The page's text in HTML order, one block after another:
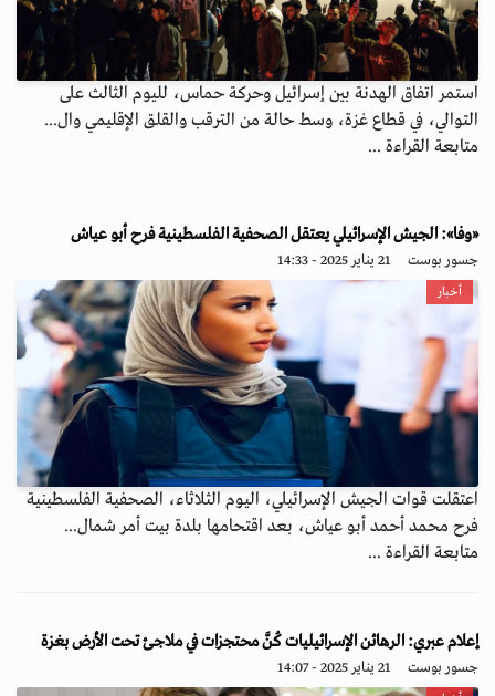
استمر اتفاق الهدنة بين إسرائيل وحركة حماس، لليوم الثالث على
التوالي، في قطاع غزة، وسط حالة من الترقب والقلق الإقليمي وال...
متابعة القراءة ...
«وفا»: الجيش الإسرائيلي يعتقل الصحفية الفلسطينية فرح أبو عياش
جسور بوست 21 يناير 2025 - 14:33
أخبار
اعتقلت قوات الجيش الإسرائيلي، اليوم الثلاثاء، الصحفية الفلسطينية
فرح محمد أحمد أبو عياش، بعد اقتحامها بلدة بيت أمر شمال...
متابعة القراءة ...
إعلام عبري: الرهائن الإسرائيليات كُنَّ محتجزات في ملاجئ تحت الأرض بغزة
جسور بوست 21 يناير 2025 - 14:07